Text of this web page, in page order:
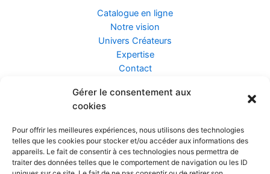
Gérer le consentement aux
cookies
Pour offrir les meilleures expériences, nous utilisons des technologies
telles que les cookies pour stocker et/ou accéder aux informations des
appareils. Le fait de consentir à ces technologies nous permettra de
traiter des données telles que le comportement de navigation ou les ID
Catalogue en ligne
Notre vision
Univers Créateurs
Expertise
Contact
Assurance ZEN
Confidentialité et Données
Conditions Générales de Vente